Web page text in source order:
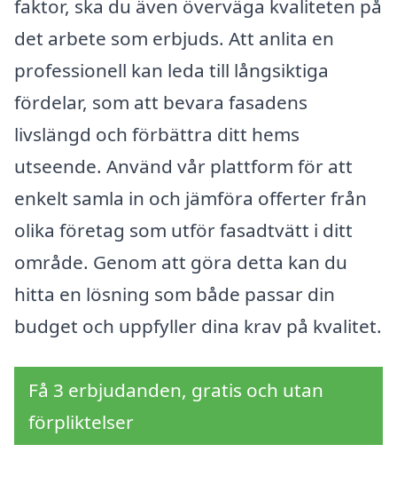
faktor, ska du även överväga kvaliteten på
det arbete som erbjuds. Att anlita en
professionell kan leda till långsiktiga
fördelar, som att bevara fasadens
livslängd och förbättra ditt hems
utseende. Använd vår plattform för att
enkelt samla in och jämföra offerter från
olika företag som utför fasadtvätt i ditt
område. Genom att göra detta kan du
hitta en lösning som både passar din
budget och uppfyller dina krav på kvalitet.
Få 3 erbjudanden, gratis och utan
förpliktelser